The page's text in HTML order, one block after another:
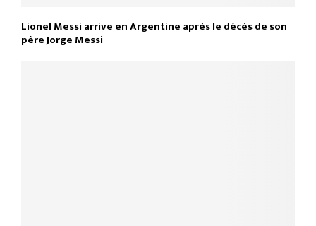
Lionel Messi arrive en Argentine après le décès de son
père Jorge Messi